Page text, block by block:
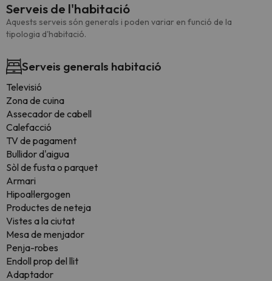
Serveis de l'habitació
Aquests serveis són generals i poden variar en funció de la
tipologia d'habitació.
Serveis generals habitació
Televisió
Zona de cuina
Assecador de cabell
Calefacció
TV de pagament
Bullidor d'aigua
Sòl de fusta o parquet
Armari
Hipoal·lergogen
Productes de neteja
Vistes a la ciutat
Mesa de menjador
Penja-robes
Endoll prop del llit
Adaptador